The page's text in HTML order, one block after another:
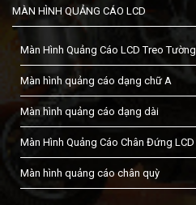
MÀN HÌNH QUẢNG CÁO LCD
Màn Hình Quảng Cáo LCD Treo Tường
Màn hình quảng cáo dạng chữ A
Màn hình quảng cáo dạng dài
Màn Hình Quảng Cáo Chân Đứng LCD
Màn hình quảng cáo chân quỳ